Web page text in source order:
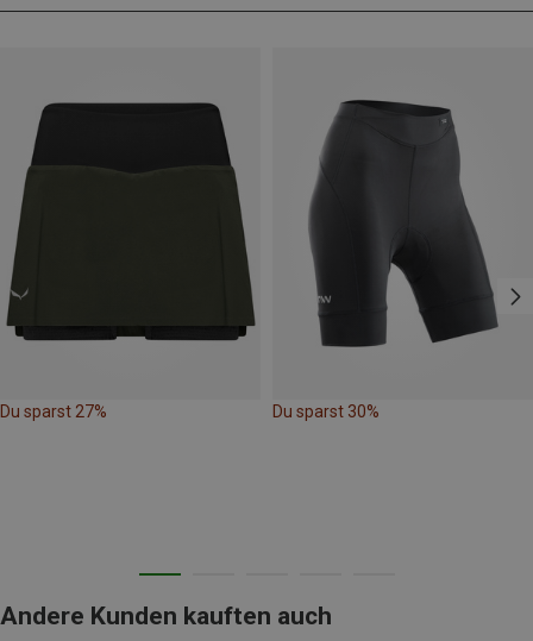
Du sparst 27% Du sparst 30%
Andere Kunden kauften auch